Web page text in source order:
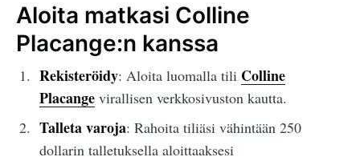
Aloita matkasi Colline
Placange:n kanssa
Rekisteröidy: Aloita luomalla tili Colline
Placangevirallisen verkkosivuston kautta.
Talleta varoja: Rahoita tiliäsi vähintään 250
dollarin talletuksella aloittaaksesi